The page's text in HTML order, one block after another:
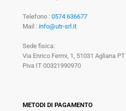
Telefono : 0574 636677
Mail : info@utr-srl.it
Sede fisica:
Via Enrico Fermi, 1, 51031 Agliana PT
Piva IT 00321990970
METODI DI PAGAMENTO